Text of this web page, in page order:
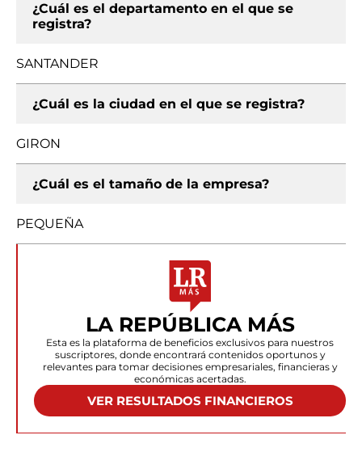
¿Cuál es el departamento en el que se
registra?
SANTANDER
¿Cuál es la ciudad en el que se registra?
GIRON
¿Cuál es el tamaño de la empresa?
PEQUEÑA
LA REPÚBLICA MÁS
Esta es la plataforma de beneficios exclusivos para nuestros
suscriptores, donde encontrará contenidos oportunos y
relevantes para tomar decisiones empresariales, financieras y
económicas acertadas.
VER RESULTADOS FINANCIEROS